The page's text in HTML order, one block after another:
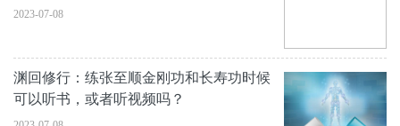
2023-07-08
渊回修行：练张至顺金刚功和长寿功时候
可以听书，或者听视频吗？